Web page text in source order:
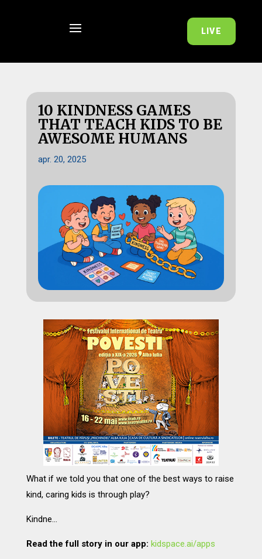
LIVE
10 KINDNESS GAMES
THAT TEACH KIDS TO BE
AWESOME HUMANS
apr. 20, 2025
What if we told you that one of the best ways to raise
kind, caring kids is through play?
Kindne…
Read the full story in our app: kidspace.ai/apps